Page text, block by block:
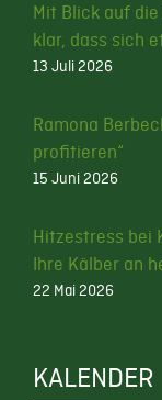
Mit Blick auf
klar, dass sich
13 Juli 2026
Ramona
profitieren“
15 Juni 2026
Hitzestress bei
Ihre Kälber an
22 Mai 2026
KALENDER